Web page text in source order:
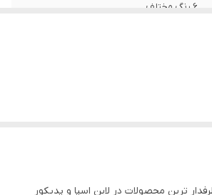
6 رنگ مختلف
ترین محصولات در لاین اسپا و پدیکور